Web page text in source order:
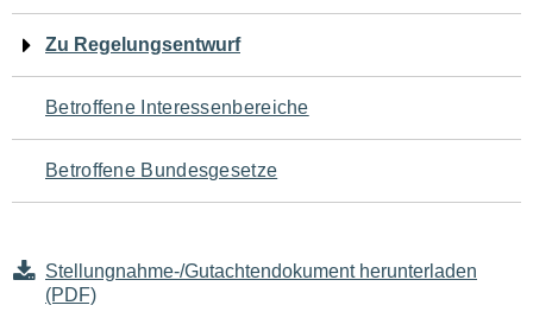
für
den
Seiteninhalt
Zu Regelungsentwurf
Betroffene Interessenbereiche
Betroffene Bundesgesetze
Stellungnahme-/Gutachtendokument herunterladen
(PDF)